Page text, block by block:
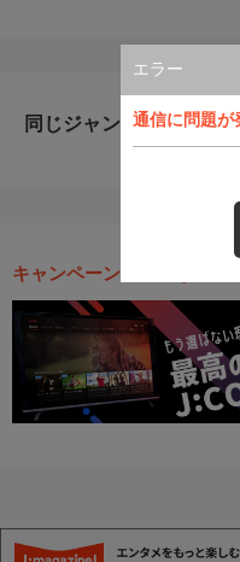
エラー
通信に問題
同じジャンルのおすす
キャンペーン・お得な情報